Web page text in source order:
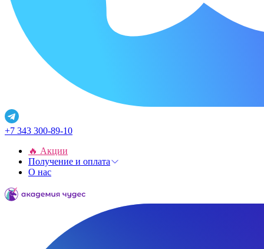
+7 343 300-89-10
🔥 Акции
Получение и оплата
О нас